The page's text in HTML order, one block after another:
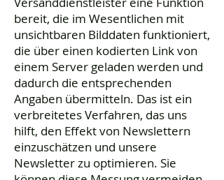
bereit, die im Wesentlichen mit
unsichtbaren Bilddaten funktioniert,
die über einen kodierten Link von
einem Server geladen werden und
dadurch die entsprechenden
Angaben übermitteln. Das ist ein
verbreitetes Verfahren, das uns
hilft, den Effekt von Newslettern
einzuschätzen und unsere
Newsletter zu optimieren. Sie